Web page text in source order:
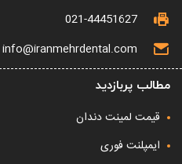
021-44451627
info@iranmehrdental.com
مطالب پربازدید
قیمت لمینت دندان
ایمپلنت فوری